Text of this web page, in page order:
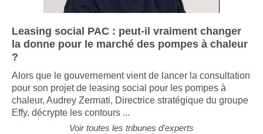
Leasing social PAC : peut-il vraiment changer
la donne pour le marché des pompes à chaleur
Alors que le gouvernement vient de lancer la consultation
pour son projet de leasing social pour les pompes à
chaleur, Audrey Zermati, Directrice stratégique du groupe